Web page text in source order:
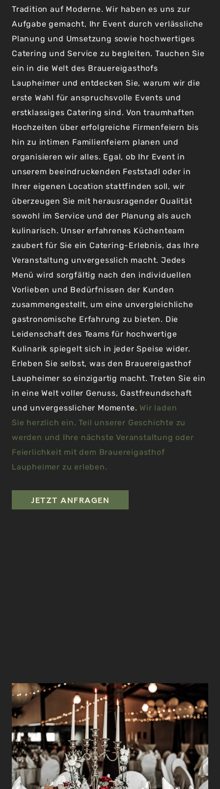
Tradition auf Moderne. Wir haben es uns zur
Aufgabe gemacht, Ihr Event durch verlässliche
Planung und Umsetzung sowie hochwertiges
Catering und Service zu begleiten. Tauchen Sie
ein in die Welt des Brauereigasthofs
Laupheimer und entdecken Sie, warum wir die
erste Wahl für anspruchsvolle Events und
erstklassiges Catering sind. Von traumhaften
Hochzeiten über erfolgreiche Firmenfeiern bis
hin zu intimen Familienfeiern planen und
organisieren wir alles. Egal, ob Ihr Event in
unserem beeindruckenden Feststadl oder in
Ihrer eigenen Location stattfinden soll, wir
überzeugen Sie mit herausragender Qualität
sowohl im Service und der Planung als auch
kulinarisch. Unser erfahrenes Küchenteam
zaubert für Sie ein Catering-Erlebnis, das Ihre
Veranstaltung unvergesslich macht. Jedes
Menü wird sorgfältig nach den individuellen
Vorlieben und Bedürfnissen der Kunden
zusammengestellt, um eine unvergleichliche
gastronomische Erfahrung zu bieten. Die
Leidenschaft des Teams für hochwertige
Kulinarik spiegelt sich in jeder Speise wider.
Erleben Sie selbst, was den Brauereigasthof
Laupheimer so einzigartig macht. Treten Sie ein
in eine Welt voller Genuss, Gastfreundschaft
und unvergesslicher Momente. Wir laden
Sie herzlich ein, Teil unserer Geschichte zu
werden und Ihre nächste Veranstaltung oder
Feierlichkeit mit dem Brauereigasthof
Laupheimer zu erleben.
JETZT ANFRAGEN